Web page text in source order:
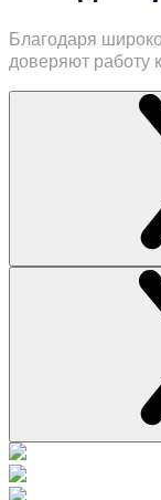
Благодаря
доверяют работу